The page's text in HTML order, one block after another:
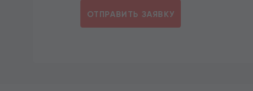
ОТПРАВИТЬ ЗАЯВКУ